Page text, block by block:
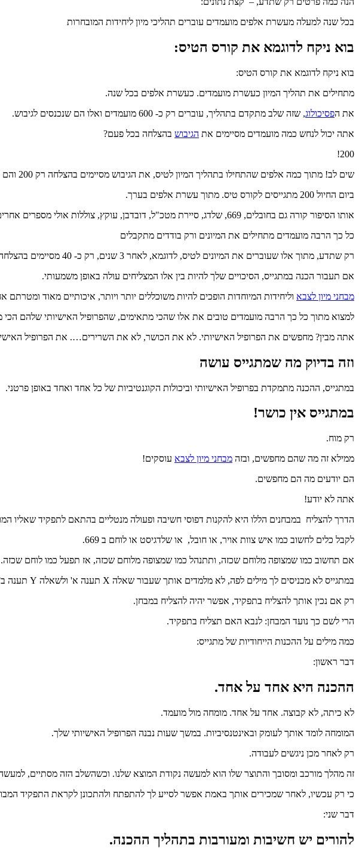
בכל שנה למעלה מעשרת אלפים מועמדים עוברים תהליכי מיון ליחידות המובחרות
בוא ניקח לדוגמא את קורס הטיס:
בוא ניקח לדוגמא את קורס הטיס:
מתחילים את תהליך המיון כעשרת מועמדים. כעשרת אלפים בכל שנה.
את הפסיכולוג, שזה שלב מתקדם בתהליך, עוברים רק כ- 600 מועמדים ואלו הם שנכנסים לגיבוש.
אתה יכול לנחש כמה מועמדים מסיימים את הגיבוש בהצלחה בכל פעם?
200!
שים לב! מתוך כמה אלפים שהתחילו בתהליך המיון לטיס, את הגיבוש מסיימים בהצלחה רק 200 והם אלו שמתחילים את הקורס.
ביום החיול 200 מתגייסים לקורס טיס. מתוך עשרת אלפים בערך.
אותו הסיפור קורה גם בחובלים, 669, שלדג, סיירת מטכ"ל, דובדבן, עוקץ, צוללות אולי מספרים אחרים אבל זה סדר הגודל.
כל כך הרבה מועמדים מתחילים את המיונים ורק בודדים מתקבלים
רק שתדע, מתוך אלו שעוברים את המיונים לטיס, לדוגמא, לאחר 3 שנים, רק כ- 40 מסיימים בהצלחה את קורס הטיס. 40 מקבלים כנפיים!
אם תעבור הכנה במתגייס, הסיכויים שלך להיות בין אלו המצליחים עולה באופן משמעותי.
מבחני מיון לצבא וליחידות המיוחדות הופכים להיות משוכללים יותר ויותר, איכותיים מאוד ומטרתם
למצוא מתוך כל כך הרבה מועמדים טובים את אלו שהכי מתאימים, שהפרופיל האישיותי שלהם
אתה מבין? מחפשים את הפרופיל האישיותי. לא את הכושר, לא את השרירים…. את הפרופיל
וזה בדיוק מה שמתגייס עושה
במתגייס, ההכנה מתמקדת בפרופיל האישיותי וביכולות הקוגנטיביות של כל אחד ואחד באופן פרטני.
במתגייס אין כושר!
רק מוח.
ממילא זה מה שהם מחפשים, ובזה מבחני מיון לצבא עוסקים!
הם יודעים מה הם מחפשים.
אתה לא יודע!
הדרך להצליח במבחנים הללו היא להקנות דפוסי חשיבה ופעולה מנטליים בהתאם לתפקיד שאליו
לקבל כלים לחשוב כמו איש צוות אויר, או חובל, או שלדגיסט או לוחם ב 669.
אם תחשוב כמו שמצופה מלוחם שכזה, ותתנהל כמו שמצופה מלוחם שכזה, אז תפעל כמו לוחם שכזה.
במתגייס לא מכניסים לך מילים לפה, לא מלמדים אותך שעבור שאלה X תענה א' ולשאלה Y תענה ב', אלא מלמדים אותך לחשוב כמו שמתבקש מלוחם ביחידה.
רק אם נכין אותך להצליח בתפקיד, אפשר יהיה להצליח במבחן.
הרי לשם כך נועד המבחן: לנבא האם תצליח בתפקיד.
כמה מילים על ההכנות הייחודיות של מתגייס:
דבר ראשון:
ההכנה היא אחד על אחד.
לא כיתה, לא קבוצה. אחד על אחד. מומחה מול מועמד.
המומחה לומד אותך לעומק ובאינטנסיביות. במשך שעות נבנה הפרופיל האישיותי שלך.
רק לאחר מכן ניגשים לעבודה.
זה מהלך מורכב ומסובך והתוצר שלו הוא למעשה נקודת המוצא שלנו. וכשהשלב הזה מסתיים,
כי רק עכשיו, לאחר שמכירים אותך באמת אפשר לסייע לך להתפתח ולהתכונן לקראת התפקיד
דבר שני:
להורים יש חשיבות ומעורבות בתהליך ההכנה.